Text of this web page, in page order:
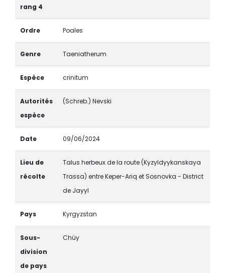
rang 4
Ordre Poales
Genre Taeniatherum
Espèce crinitum
Autorités
espèce
(Schreb.) Nevski
Date 09/06/2024
Lieu de
récolte
Talus herbeux de la route (Kyzyldyykanskaya
Trassa) entre Keper-Ariq et Sosnovka - District
de Jayyl
Pays Kyrgyzstan
Sous-
division
de pays
Chüy